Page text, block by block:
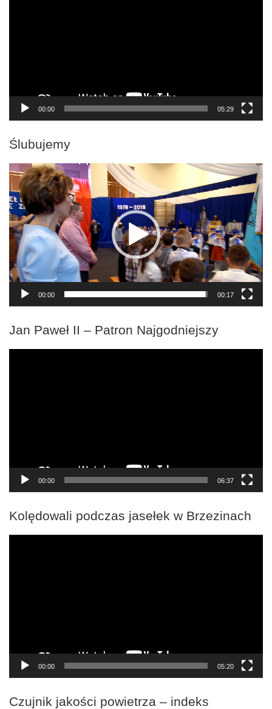
00:00 05:29
Ślubujemy
Odtwarzacz
video
00:00 00:17
Jan Paweł II – Patron Najgodniejszy
00:00 06:37
Kolędowali podczas jasełek w Brzezinach
00:00 05:20
Czujnik jakości powietrza – indeks